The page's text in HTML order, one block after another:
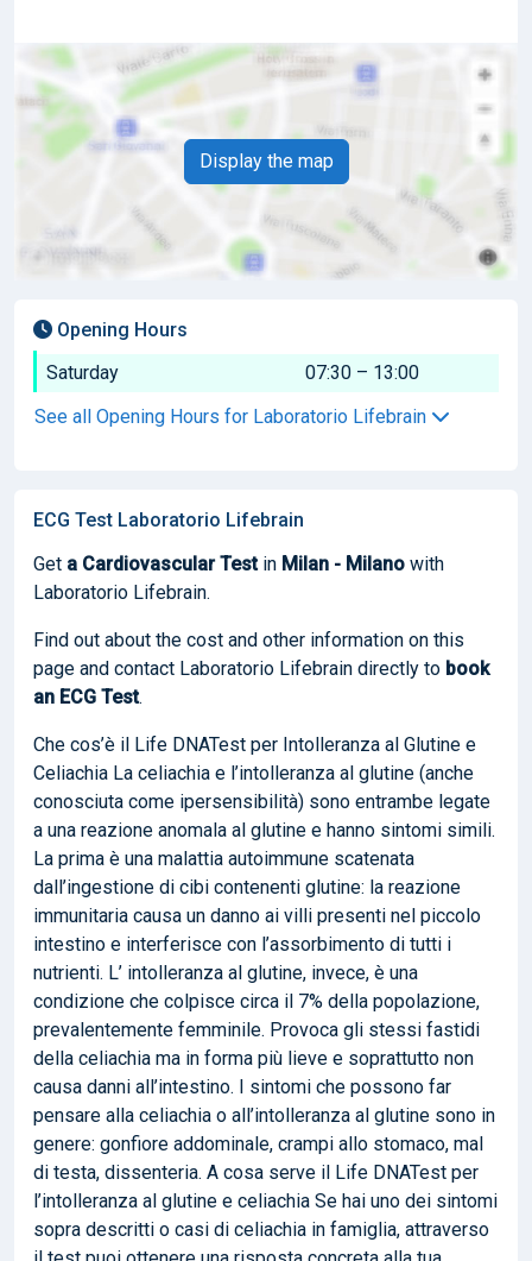
Display the map
Opening Hours
Saturday
07:30 – 13:00
See all Opening Hours for Laboratorio Lifebrain
ECG Test Laboratorio Lifebrain
Get a Cardiovascular Testin Milan - Milano with
Laboratorio Lifebrain.
Find out about the cost and other information on this
page and contact Laboratorio Lifebrain directly to book
an ECG Test.
Che cos’è il Life DNATest per Intolleranza al Glutine e
Celiachia La celiachia e l’intolleranza al glutine (anche
conosciuta come ipersensibilità) sono entrambe legate
a una reazione anomala al glutine e hanno sintomi simili.
La prima è una malattia autoimmune scatenata
dall’ingestione di cibi contenenti glutine: la reazione
immunitaria causa un danno ai villi presenti nel piccolo
intestino e interferisce con l’assorbimento di tutti i
nutrienti. L’ intolleranza al glutine, invece, è una
condizione che colpisce circa il 7% della popolazione,
prevalentemente femminile. Provoca gli stessi fastidi
della celiachia ma in forma più lieve e soprattutto non
causa danni all’intestino. I sintomi che possono far
pensare alla celiachia o all’intolleranza al glutine sono in
genere: gonfiore addominale, crampi allo stomaco, mal
di testa, dissenteria. A cosa serve il Life DNATest per
l’intolleranza al glutine e celiachia Se hai uno dei sintomi
sopra descritti o casi di celiachia in famiglia, attraverso